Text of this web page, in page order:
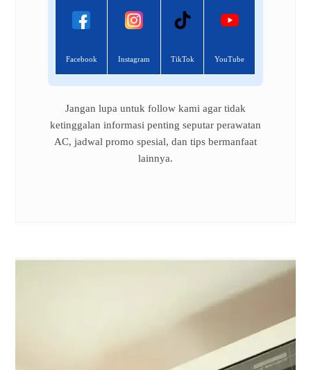
Facebook Instagram TikTok YouTube
Jangan lupa untuk follow kami agar tidak
ketinggalan informasi penting seputar perawatan
AC, jadwal promo spesial, dan tips bermanfaat
lainnya.